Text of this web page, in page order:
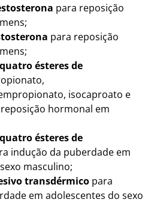
para reposição
para reposição
ésteres de
isocaproato e
hormonal em
ésteres de
indução da puberdade em
masculino;
transdérmico para
em adolescentes do sexo